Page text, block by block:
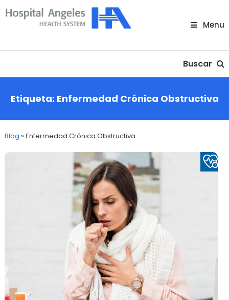
Skip
To
Menu
Buscar
Etiqueta: Enfermedad Crónica Obstructiva
Blog »Enfermedad Crónica Obstructiva